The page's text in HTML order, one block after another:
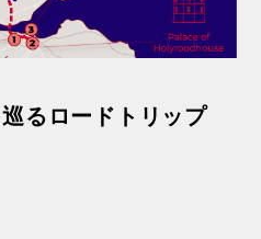
るロードトリップ